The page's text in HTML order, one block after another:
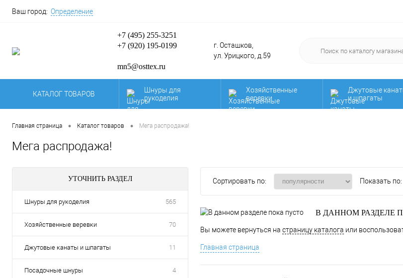
Ваш город: Определение
+7 (495) 255-3251
+7 (920) 195-0199
mn5@osttex.ru
г. Осташков,
ул. Урицкого, д.59
КАТАЛОГ ТОВАРОВ
Шнуры для
рукоделия
Хозяйственные
веревки
Джутовые
и шпагаты
образцы нашей
продукции.
Главная страница • Каталог товаров • Мега распродажа!
Мега распродажа!
УТОЧНИТЬ РАЗДЕЛ
Шнуры для рукоделия 565
Хозяйственные веревки 70
Джутовые канаты и шпагаты 11
Посадочные шнуры 4
Сортировать по: Показать по:
В ДАННОМ РАЗДЕЛЕ
Вы можете вернуться на страницу каталога или
Главная страница